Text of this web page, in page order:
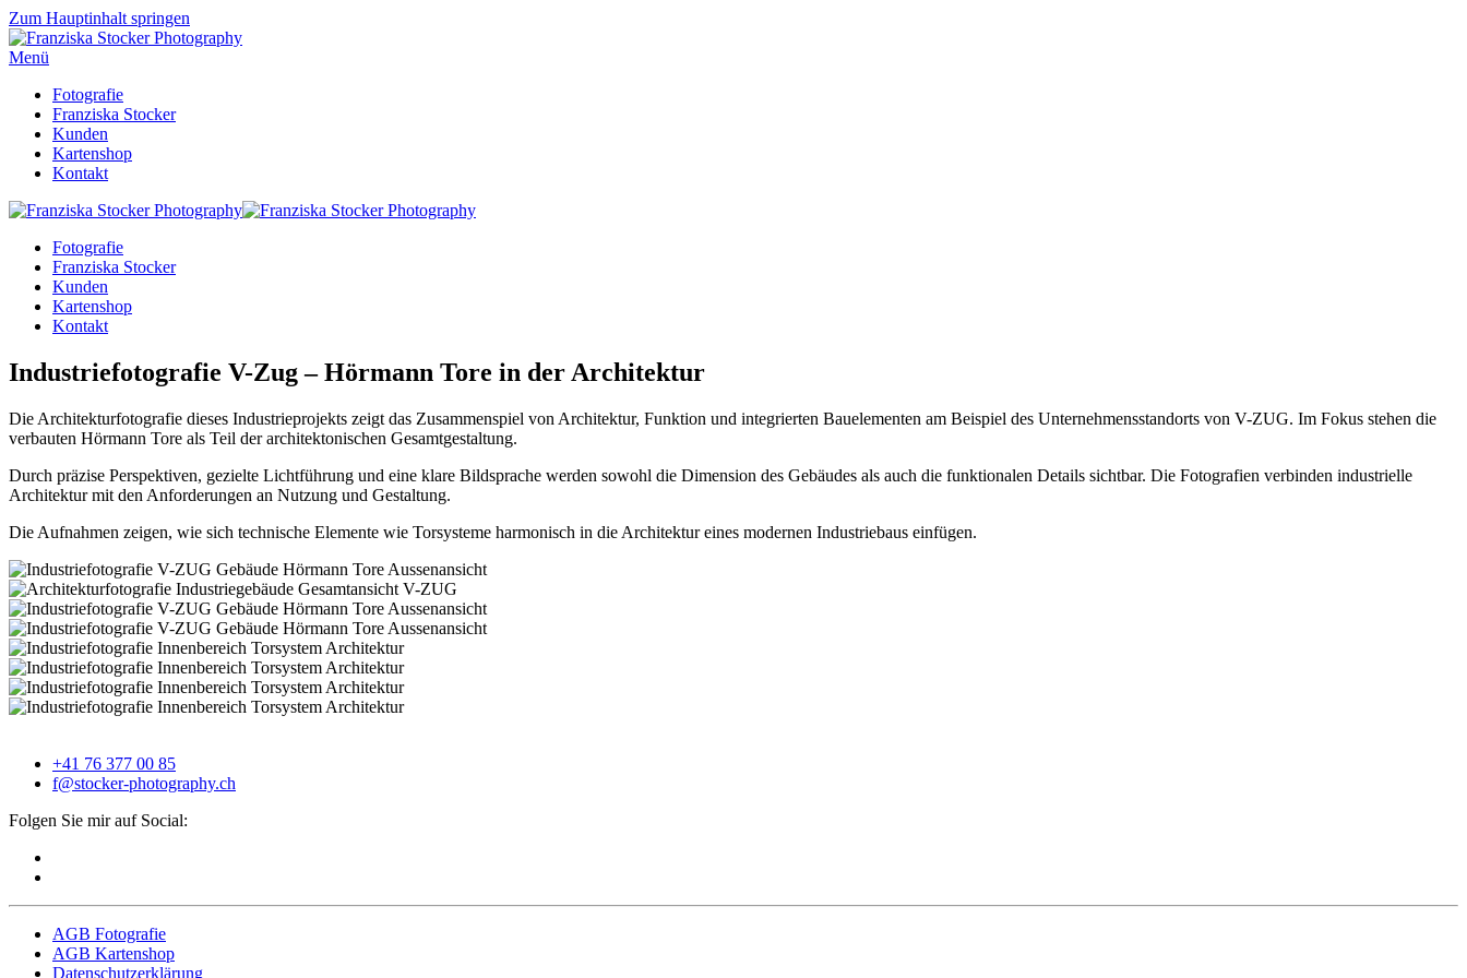
Zum Hauptinhalt springen
Menü
Fotografie
Franziska Stocker
Kunden
Kartenshop
Kontakt
Fotografie
Franziska Stocker
Kunden
Kartenshop
Kontakt
Industriefotografie V-Zug – Hörmann Tore in der Architektur
Die Architekturfotografie dieses Industrieprojekts zeigt das Zusammenspiel von Architektur, Funktion und integrierten Bauelementen am Beispiel des Unternehmensstandorts von V-ZUG. Im Fokus stehen die
verbauten Hörmann Tore als Teil der architektonischen Gesamtgestaltung.
Durch präzise Perspektiven, gezielte Lichtführung und eine klare Bildsprache werden sowohl die Dimension des Gebäudes als auch die funktionalen Details sichtbar. Die Fotografien verbinden industrielle
Architektur mit den Anforderungen an Nutzung und Gestaltung.
Die Aufnahmen zeigen, wie sich technische Elemente wie Torsysteme harmonisch in die Architektur eines modernen Industriebaus einfügen.
+41 76 377 00 85
f@stocker-photography.ch
Folgen Sie mir auf Social:
AGB Fotografie
AGB Kartenshop
Datenschutzerklärung